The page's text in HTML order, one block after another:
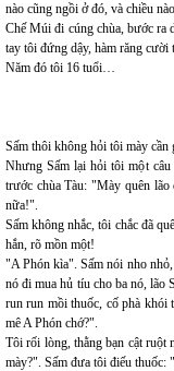
nào cũng ngồi ở đó, và chiều
Chế Múi đi cúng chùa, bước ra
tay tôi đứng dậy, hàm răng cười
Năm đó tôi 16 tuổi…
Sấm thôi không hỏi tôi mày
Nhưng Sấm lại hỏi tôi một câu
trước chùa Tàu: "Mày quên
nữa!".
Sấm không nhắc, tôi chắc đã
hắn, rõ mồn một!
"A Phón kìa". Sấm nói nho
nó đi mua hủ tíu cho ba nó, lão
run run mồi thuốc, cố phà
mê A Phón chớ?".
Tôi rối lòng, thằng bạn cật ruột
mày?". Sấm đưa tôi điếu